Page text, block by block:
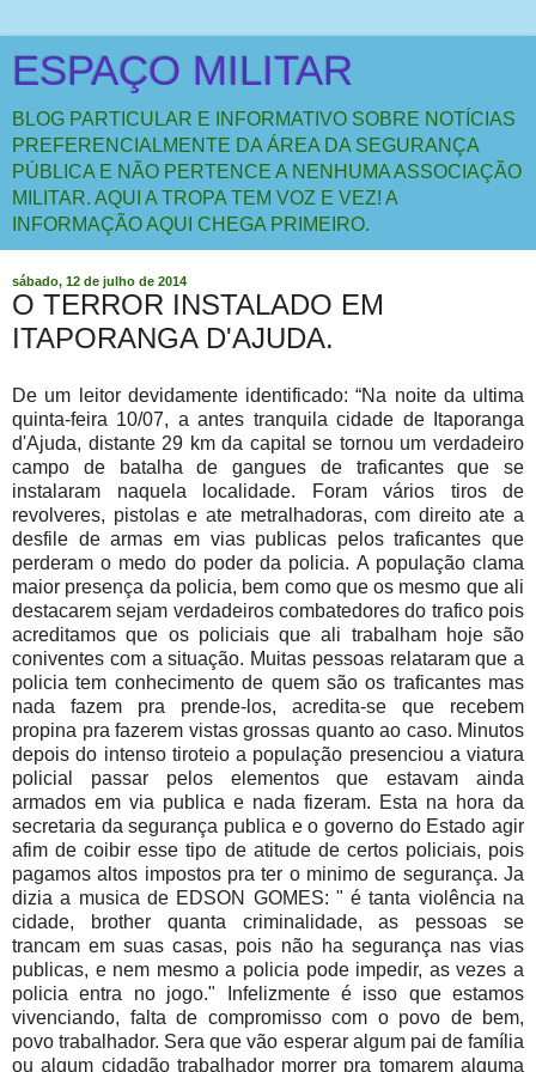
ESPAÇO MILITAR
BLOG PARTICULAR E INFORMATIVO SOBRE NOTÍCIAS
PREFERENCIALMENTE DA ÁREA DA SEGURANÇA
PÚBLICA E NÃO PERTENCE A NENHUMA ASSOCIAÇÃO
MILITAR. AQUI A TROPA TEM VOZ E VEZ! A
INFORMAÇÃO AQUI CHEGA PRIMEIRO.
sábado, 12 de julho de 2014
O TERROR INSTALADO EM
ITAPORANGA D'AJUDA.
De um leitor devidamente identificado: “Na noite da ultima
quinta-feira 10/07, a antes tranquila cidade de Itaporanga
d'Ajuda, distante 29 km da capital se tornou um verdadeiro
campo de batalha de gangues de traficantes que se
instalaram naquela localidade. Foram vários tiros de
revolveres, pistolas e ate metralhadoras, com direito ate a
desfile de armas em vias publicas pelos traficantes que
perderam o medo do poder da policia. A população clama
maior presença da policia, bem como que os mesmo que ali
destacarem sejam verdadeiros combatedores do trafico pois
acreditamos que os policiais que ali trabalham hoje são
coniventes com a situação. Muitas pessoas relataram que a
policia tem conhecimento de quem são os traficantes mas
nada fazem pra prende-los, acredita-se que recebem
propina pra fazerem vistas grossas quanto ao caso. Minutos
depois do intenso tiroteio a população presenciou a viatura
policial passar pelos elementos que estavam ainda
armados em via publica e nada fizeram. Esta na hora da
secretaria da segurança publica e o governo do Estado agir
afim de coibir esse tipo de atitude de certos policiais, pois
pagamos altos impostos pra ter o minimo de segurança. Ja
dizia a musica de EDSON GOMES: " é tanta violência na
cidade, brother quanta criminalidade, as pessoas se
trancam em suas casas, pois não ha segurança nas vias
publicas, e nem mesmo a policia pode impedir, as vezes a
policia entra no jogo." Infelizmente é isso que estamos
vivenciando, falta de compromisso com o povo de bem,
povo trabalhador. Sera que vão esperar algum pai de família
ou algum cidadão trabalhador morrer pra tomarem alguma